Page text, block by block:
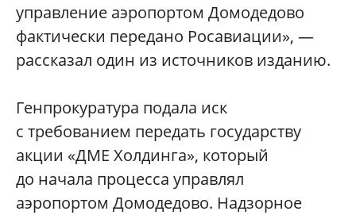
управление аэропортом Домодедово
фактически передано Росавиации», —
рассказал один из источников изданию.
Генпрокуратура подала иск
с требованием передать государству
акции «ДМЕ Холдинга», который
до начала процесса управлял
аэропортом Домодедово. Надзорное